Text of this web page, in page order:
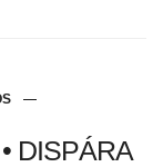
DISPÁRA